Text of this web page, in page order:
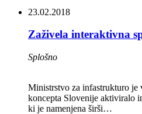
23.02.2018
Zaživela interaktivna
Splošno
Ministrstvo za infastrukturo je
koncepta Slovenije aktiviralo
ki je namenjena širši…